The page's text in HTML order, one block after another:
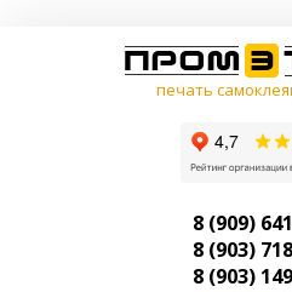
печать
8 (909)
8 (903)
8 (903)